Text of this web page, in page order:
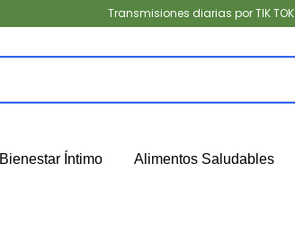
Transmisiones diarias por TIK TOK
Bienestar Íntimo Alimentos Saludables